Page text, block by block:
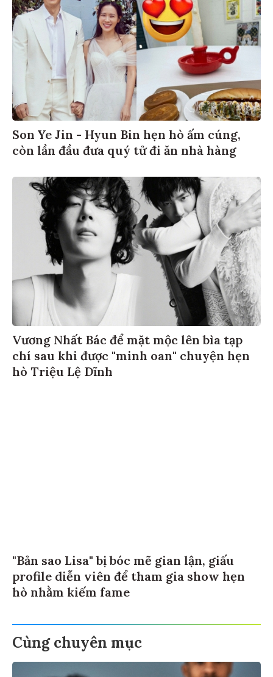
Son Ye Jin - Hyun Bin hẹn hò ấm cúng,
còn lần đầu đưa quý tử đi ăn nhà hàng
Vương Nhất Bác để mặt mộc lên bìa tạp
chí sau khi được "minh oan" chuyện hẹn
hò Triệu Lệ Dĩnh
"Bản sao Lisa" bị bóc mẽ gian lận, giấu
profile diễn viên để tham gia show hẹn
hò nhằm kiếm fame
Cùng chuyên mục